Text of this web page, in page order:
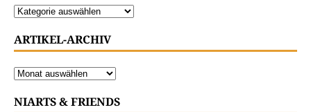
ARTIKEL-ARCHIV
NIARTS & FRIENDS